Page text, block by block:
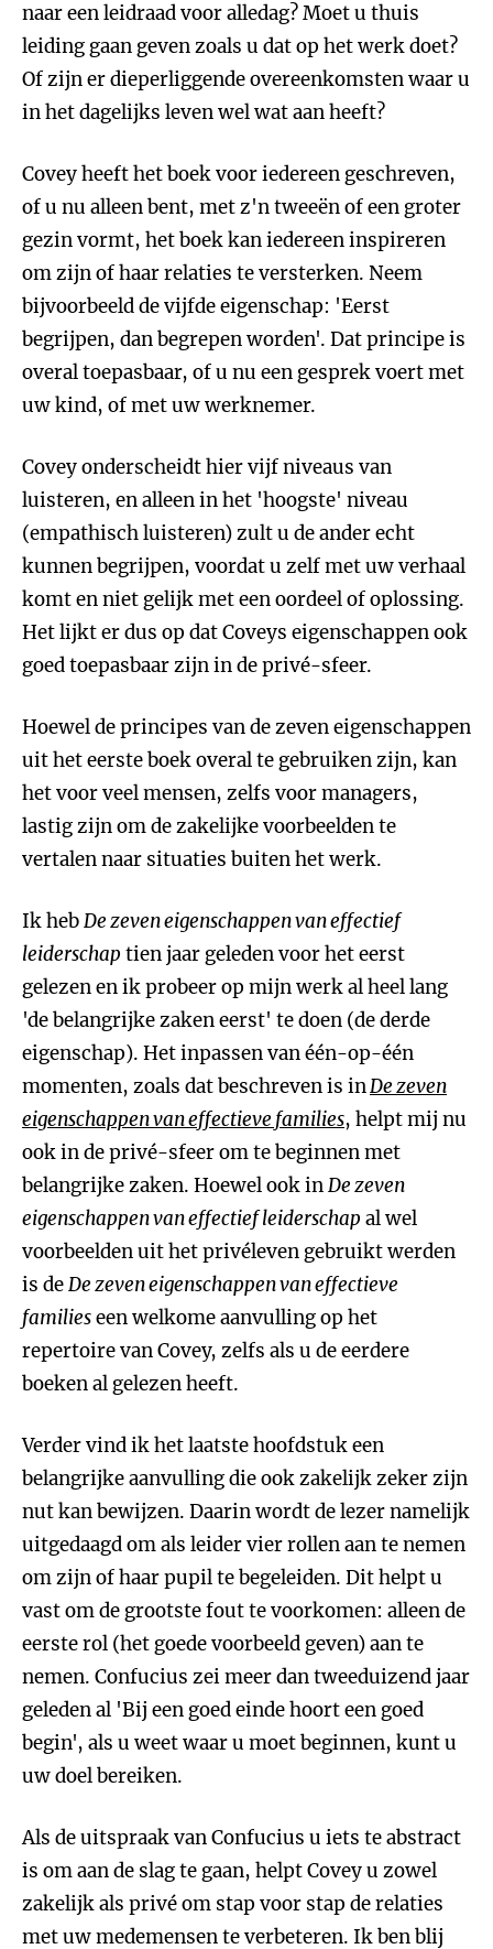
naar een leidraad voor alledag? Moet u thuis
leiding gaan geven zoals u dat op het werk doet?
Of zijn er dieperliggende overeenkomsten waar u
in het dagelijks leven wel wat aan heeft?
Covey heeft het boek voor iedereen geschreven,
of u nu alleen bent, met z'n tweeën of een groter
gezin vormt, het boek kan iedereen inspireren
om zijn of haar relaties te versterken. Neem
bijvoorbeeld de vijfde eigenschap: 'Eerst
begrijpen, dan begrepen worden'. Dat principe is
overal toepasbaar, of u nu een gesprek voert met
uw kind, of met uw werknemer.
Covey onderscheidt hier vijf niveaus van
luisteren, en alleen in het 'hoogste' niveau
(empathisch luisteren) zult u de ander echt
kunnen begrijpen, voordat u zelf met uw verhaal
komt en niet gelijk met een oordeel of oplossing.
Het lijkt er dus op dat Coveys eigenschappen ook
goed toepasbaar zijn in de privé-sfeer.
Hoewel de principes van de zeven eigenschappen
uit het eerste boek overal te gebruiken zijn, kan
het voor veel mensen, zelfs voor managers,
lastig zijn om de zakelijke voorbeelden te
vertalen naar situaties buiten het werk.
Ik hebDe zeven eigenschappen van effectief
leiderschap tien jaar geleden voor het eerst
gelezen en ik probeer op mijn werk al heel lang
'de belangrijke zaken eerst' te doen (de derde
eigenschap). Het inpassen van één-op-één
momenten, zoals dat beschreven is inDe zeven
eigenschappen van effectieve families, helpt mij nu
ook in de privé-sfeer om te beginnen met
belangrijke zaken. Hoewel ook inDe zeven
eigenschappen van effectief leiderschap al wel
voorbeelden uit het privéleven gebruikt werden
is deDe zeven eigenschappen van effectieve
familieseen welkome aanvulling op het
repertoire van Covey, zelfs als u de eerdere
boeken al gelezen heeft.
Verder vind ik het laatste hoofdstuk een
belangrijke aanvulling die ook zakelijk zeker zijn
nut kan bewijzen. Daarin wordt de lezer namelijk
uitgedaagd om als leider vier rollen aan te nemen
om zijn of haar pupil te begeleiden. Dit helpt u
vast om de grootste fout te voorkomen: alleen de
eerste rol (het goede voorbeeld geven) aan te
nemen. Confucius zei meer dan tweeduizend jaar
geleden al 'Bij een goed einde hoort een goed
begin', als u weet waar u moet beginnen, kunt u
uw doel bereiken.
Als de uitspraak van Confucius u iets te abstract
is om aan de slag te gaan, helpt Covey u zowel
zakelijk als privé om stap voor stap de relaties
met uw medemensen te verbeteren. Ik ben blij